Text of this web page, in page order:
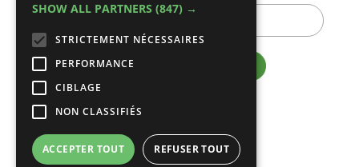
E-
SHOW ALL PARTNERS (847) →
STRICTEMENT NÉCESSAIRES
PERFORMANCE
CIBLAGE
NON CLASSIFIÉS
ACCEPTER TOUT REFUSER TOUT